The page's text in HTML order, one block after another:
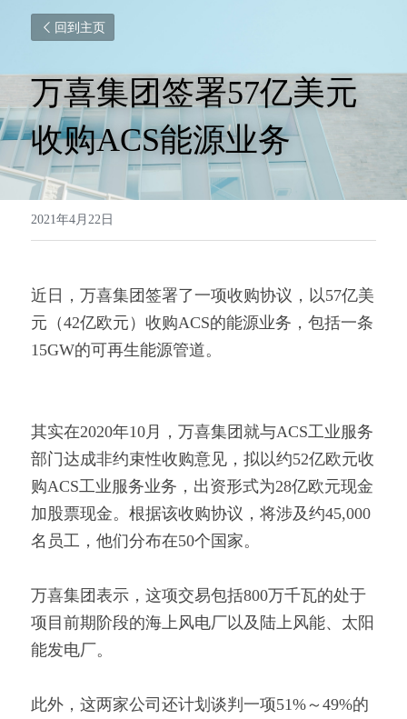
回到主页
万喜集团签署57亿美元
收购ACS能源业务
2021年4月22日
近日，万喜集团签署了一项收购协议，以57亿美
元（42亿欧元）收购ACS的能源业务，包括一条
15GW的可再生能源管道。
其实在2020年10月，万喜集团就与ACS工业服务
部门达成非约束性收购意见，拟以约52亿欧元收
购ACS工业服务业务，出资形式为28亿欧元现金
加股票现金。根据该收购协议，将涉及约45,000
名员工，他们分布在50个国家。
万喜集团表示，这项交易包括800万千瓦的处于
项目前期阶段的海上风电厂以及陆上风能、太阳
能发电厂。
此外，这两家公司还计划谈判一项51%～49%的